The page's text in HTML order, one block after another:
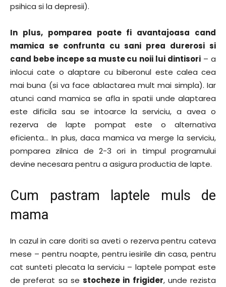
psihica si la depresii).
In plus, pomparea poate fi avantajoasa cand
mamica se confrunta cu sani prea durerosi si
cand bebe incepe sa muste cu noii lui dintisori – a
inlocui cate o alaptare cu biberonul este calea cea
mai buna (si va face ablactarea mult mai simpla). Iar
atunci cand mamica se afla in spatii unde alaptarea
este dificila sau se intoarce la serviciu, a avea o
rezerva de lapte pompat este o alternativa
eficienta… In plus, daca mamica va merge la serviciu,
pomparea zilnica de 2-3 ori in timpul programului
devine necesara pentru a asigura productia de lapte.
Cum pastram laptele muls de
mama
In cazul in care doriti sa aveti o rezerva pentru cateva
mese – pentru noapte, pentru iesirile din casa, pentru
cat sunteti plecata la serviciu – laptele pompat este
de preferat sa se stocheze in frigider, unde rezista